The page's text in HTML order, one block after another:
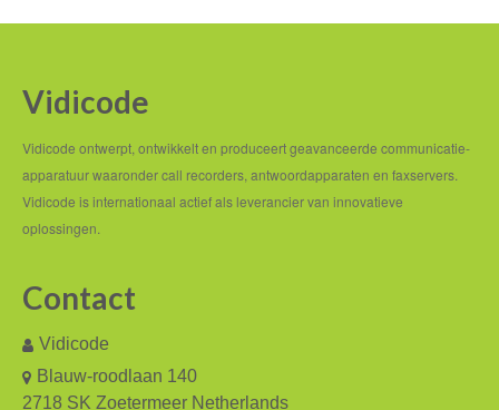
Vidicode
Vidicode ontwerpt, ontwikkelt en produceert geavanceerde communicatie-
apparatuur waaronder call recorders, antwoordapparaten en faxservers.
Vidicode is internationaal actief als leverancier van innovatieve
oplossingen.
Contact
Vidicode
Blauw-roodlaan 140
2718 SK Zoetermeer Netherlands